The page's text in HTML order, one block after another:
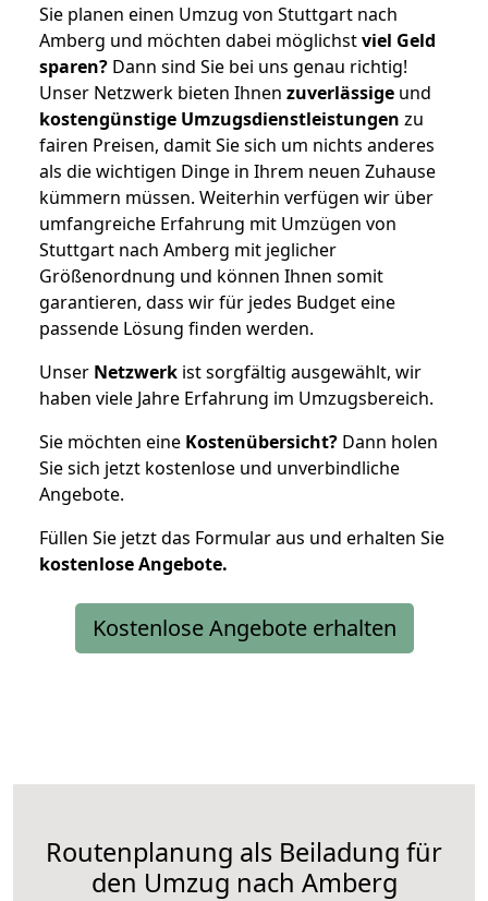
Sie planen einen Umzug von Stuttgart nach
Amberg und möchten dabei möglichstviel Geld
sparen? Dann sind Sie bei uns genau richtig!
Unser Netzwerk bieten Ihnen zuverlässige und
kostengünstige Umzugsdienstleistungen zu
fairen Preisen, damit Sie sich um nichts anderes
als die wichtigen Dinge in Ihrem neuen Zuhause
kümmern müssen. Weiterhin verfügen wir über
umfangreiche Erfahrung mit Umzügen von
Stuttgart nach Amberg mit jeglicher
Größenordnung und können Ihnen somit
garantieren, dass wir für jedes Budget eine
passende Lösung finden werden.
Unser Netzwerk ist sorgfältig ausgewählt, wir
haben viele Jahre Erfahrung im Umzugsbereich.
Sie möchten eine Kostenübersicht? Dann holen
Sie sich jetzt kostenlose und unverbindliche
Angebote.
Füllen Sie jetzt das Formular aus und erhalten Sie
kostenloseAngebote.
Kostenlose Angebote erhalten
Routenplanung als Beiladung für
den Umzug nach Amberg